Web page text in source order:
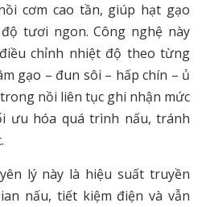
cơm cao tần, giúp hạt gạo
tươi ngon. Công nghệ này
chỉnh nhiệt độ theo từng
gạo – đun sôi – hấp chín – ủ
trong nồi liên tục ghi nhận mức
ưu hóa quá trình nấu, tránh
lý này là hiệu suất truyền
nấu, tiết kiệm điện và vẫn